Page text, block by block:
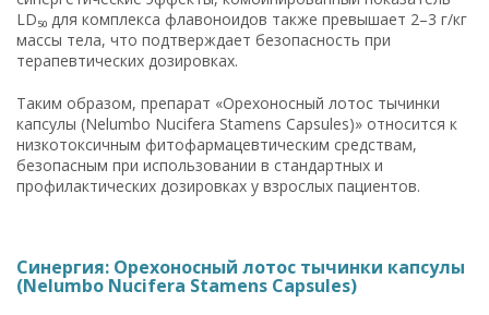
LD₅₀ для комплекса флавоноидов также превышает 2–3 г/кг
массы тела, что подтверждает безопасность при
терапевтических дозировках.
Таким образом, препарат «Орехоносный лотос тычинки
капсулы (Nelumbo Nucifera Stamens Capsules)» относится к
низкотоксичным фитофармацевтическим средствам,
безопасным при использовании в стандартных и
профилактических дозировках у взрослых пациентов.
Синергия: Орехоносный лотос тычинки капсулы
(Nelumbo Nucifera Stamens Capsules)